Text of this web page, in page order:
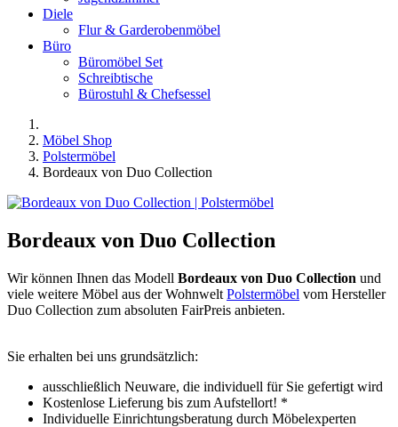
Diele
Flur & Garderobenmöbel
Büro
Büromöbel Set
Schreibtische
Bürostuhl & Chefsessel
Möbel Shop
Polstermöbel
Bordeaux von Duo Collection
Bordeaux von Duo Collection
Wir können Ihnen das Modell Bordeaux von Duo Collection und
viele weitere Möbel aus der Wohnwelt Polstermöbel vom Hersteller
Duo Collection zum absoluten FairPreis anbieten.
Sie erhalten bei uns grundsätzlich:
ausschließlich Neuware, die individuell für Sie gefertigt wird
Kostenlose Lieferung bis zum Aufstellort! *
Individuelle Einrichtungsberatung durch Möbelexperten